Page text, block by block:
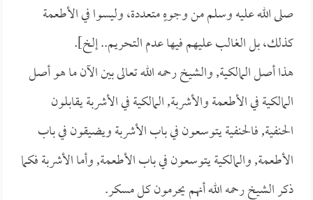
صلى الله عليه وسلم من وجوهٍ متعددة، وليسوا في الأطعمة
كذلك، بل الغالب عليهم فيها عدم التحريم.. إلخ].
هذا أصل المالكية, والشيخ رحمه الله تعالى بين الآن ما هو أصل
المالكية في الأطعمة والأشربة, المالكية في الأشربة يقابلون
الحنفية, فالحنفية يتوسعون في باب الأشربة ويضيقون في باب
الأطعمة, والمالكية يتوسعون في باب الأطعمة, وأما الأشربة فكما
ذكر الشيخ رحمه الله أنهم يحرمون كل مسكر.